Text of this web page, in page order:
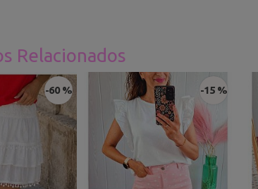
Relacionados
-60 % -15 %